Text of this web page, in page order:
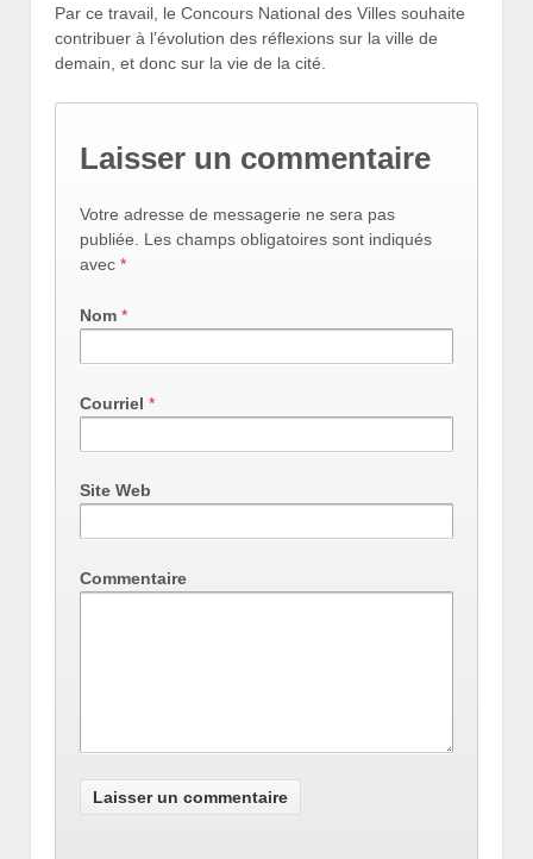
Par ce travail, le Concours National des Villes souhaite
contribuer à l’évolution des réflexions sur la ville de
demain, et donc sur la vie de la cité.
Laisser un commentaire
Votre adresse de messagerie ne sera pas
publiée.
Les champs obligatoires sont indiqués
avec *
Nom *
Courriel *
Site Web
Commentaire